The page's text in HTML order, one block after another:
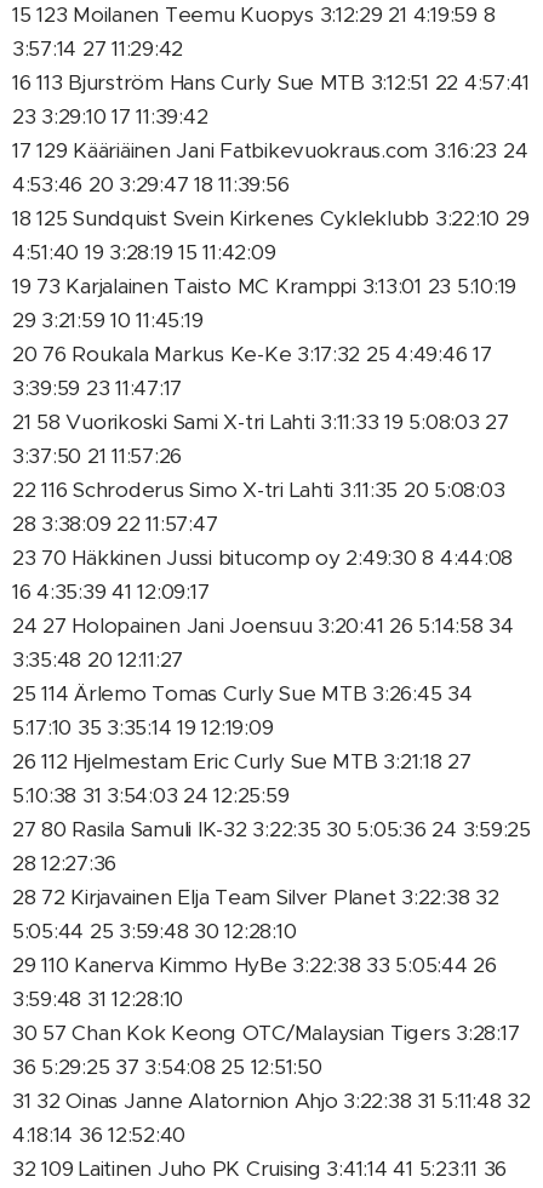
15 123 Moilanen Teemu Kuopys 3:12:29 21 4:19:59 8
3:57:14 27 11:29:42
16 113 Bjurström Hans Curly Sue MTB 3:12:51 22 4:57:41
23 3:29:10 17 11:39:42
17 129 Kääriäinen Jani Fatbikevuokraus.com 3:16:23 24
4:53:46 20 3:29:47 18 11:39:56
18 125 Sundquist Svein Kirkenes Cykleklubb 3:22:10 29
4:51:40 19 3:28:19 15 11:42:09
19 73 Karjalainen Taisto MC Kramppi 3:13:01 23 5:10:19
29 3:21:59 10 11:45:19
20 76 Roukala Markus Ke-Ke 3:17:32 25 4:49:46 17
3:39:59 23 11:47:17
21 58 Vuorikoski Sami X-tri Lahti 3:11:33 19 5:08:03 27
3:37:50 21 11:57:26
22 116 Schroderus Simo X-tri Lahti 3:11:35 20 5:08:03
28 3:38:09 22 11:57:47
23 70 Häkkinen Jussi bitucomp oy 2:49:30 8 4:44:08
16 4:35:39 41 12:09:17
24 27 Holopainen Jani Joensuu 3:20:41 26 5:14:58 34
3:35:48 20 12:11:27
25 114 Ärlemo Tomas Curly Sue MTB 3:26:45 34
5:17:10 35 3:35:14 19 12:19:09
26 112 Hjelmestam Eric Curly Sue MTB 3:21:18 27
5:10:38 31 3:54:03 24 12:25:59
27 80 Rasila Samuli IK-32 3:22:35 30 5:05:36 24 3:59:25
28 12:27:36
28 72 Kirjavainen Elja Team Silver Planet 3:22:38 32
5:05:44 25 3:59:48 30 12:28:10
29 110 Kanerva Kimmo HyBe 3:22:38 33 5:05:44 26
3:59:48 31 12:28:10
30 57 Chan Kok Keong OTC/Malaysian Tigers 3:28:17
36 5:29:25 37 3:54:08 25 12:51:50
31 32 Oinas Janne Alatornion Ahjo 3:22:38 31 5:11:48 32
4:18:14 36 12:52:40
32 109 Laitinen Juho PK Cruising 3:41:14 41 5:23:11 36